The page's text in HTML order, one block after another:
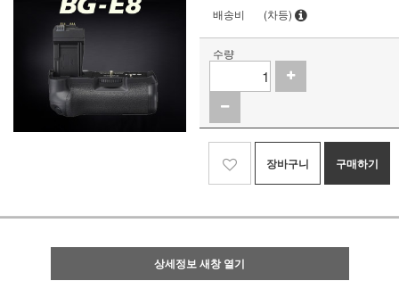
배송비
(차등)
수량
장바구니 구매하기
상세정보 새창 열기